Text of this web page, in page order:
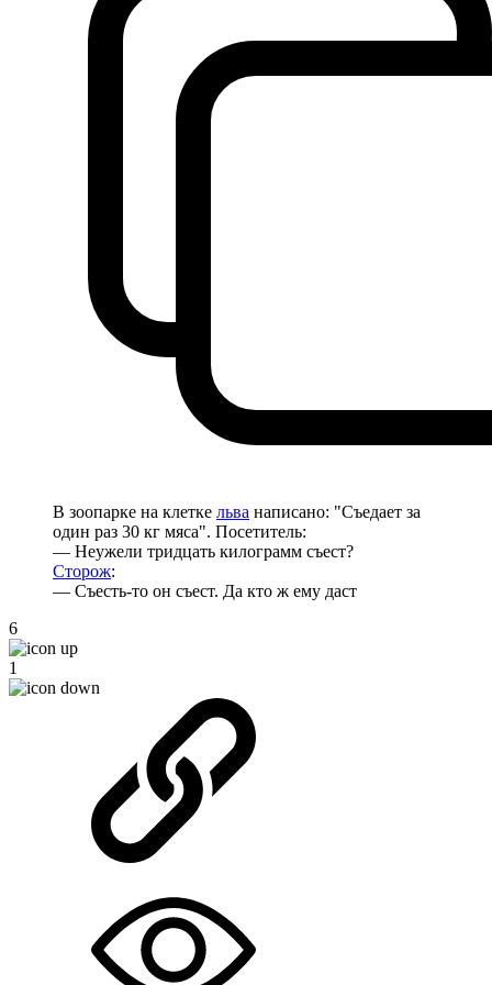
В зоопарке на клетке льва написано: "Съедает за
один раз 30 кг мяса". Посетитель:
— Неужели тридцать килограмм съест?
Сторож:
— Съесть-то он съест. Да кто ж ему даст
6
1